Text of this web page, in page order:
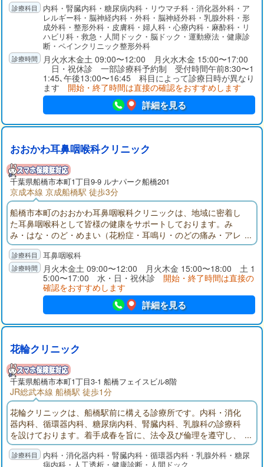
内科・腎臓内科・糖尿病内科・リウマチ科・消化器外科・ア
レルギー科・脳神経内科・外科・脳神経外科・乳腺外科・形
成外科・整形外科・皮膚科・婦人科・心療内科・麻酔科・リ
ハビリ科・救急・人間ドック・脳ドック・運動療法・健康診
断・ペインクリニック整形外科
月火水木金土 09:00〜12:00 月火水木金 15:00〜17:00
日・祝休診 一部診療科予約制 受付時間午前8:30〜1
1:45､午後13:00〜16:45 科目によって診療日時が異なり
ます 開始・終了時間は直接の確認をおすすめします
詳細を見る
おおかわ耳鼻咽喉科クリニック
千葉県船橋市本町1丁目9-9 ルナパーク船橋201
京成本線 京成船橋駅 徒歩3分
船橋市本町のおおかわ耳鼻咽喉科クリニックは、地域に密着し
た耳鼻咽喉科として皆様の健康をサポートしております。み
み・はな・のど・めまい（花粉症・耳鳴り・のどの痛み・アレ
ルギー等）についてお困りの時は、お気軽にご相談下さい。
耳鼻咽喉科
月火木金土 09:00〜12:00 月火木金 15:00〜18:00 土 1
5:00〜17:00 水・日・祝休診 開始・終了時間は直接の
確認をおすすめします
詳細を見る
花輪クリニック
千葉県船橋市本町1丁目3-1 船橋フェイスビル8階
JR総武本線 船橋駅 徒歩1分
花輪クリニックは、船橋駅前に構える診療所です。内科・消化
器内科、循環器内科、糖尿病内科、腎臓内科、乳腺科の診療科
を設けております。着手成春を旨に、法令及び倫理を遵守し、
相協力して安全で安心な医療に取り組みます。
内科・消化器内科・腎臓内科・循環器内科・乳腺外科・糖尿
病内科・人工透析・健康診断・人間ドック